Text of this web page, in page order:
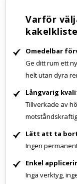
Varför
Omedelbar
Ge ditt rum ett
helt utan dyra
Långvarig
Tillverkade av
Lätt att ta
Ingen
Enkel
Inga verktyg,